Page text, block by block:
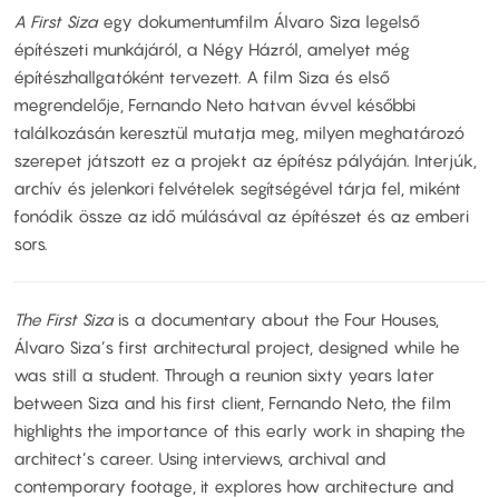
A First Sizaegy dokumentumfilm Álvaro Siza legelső
építészeti munkájáról, a Négy Házról, amelyet még
építészhallgatóként tervezett. A film Siza és első
megrendelője, Fernando Neto hatvan évvel későbbi
találkozásán keresztül mutatja meg, milyen meghatározó
szerepet játszott ez a projekt az építész pályáján. Interjúk,
archív és jelenkori felvételek segítségével tárja fel, miként
fonódik össze az idő múlásával az építészet és az emberi
sors.
The First Sizais a documentary about the Four Houses,
Álvaro Siza’s first architectural project, designed while he
was still a student. Through a reunion sixty years later
between Siza and his first client, Fernando Neto, the film
highlights the importance of this early work in shaping the
architect’s career. Using interviews, archival and
contemporary footage, it explores how architecture and